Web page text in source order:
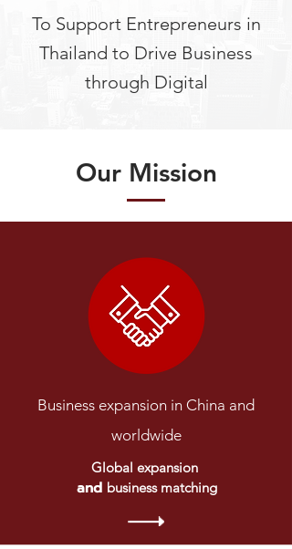
To Support Entrepreneurs in
Thailand to Drive Business
through Digital
Our Mission
Business expansion in China and
worldwide
Global expansion
and business matching